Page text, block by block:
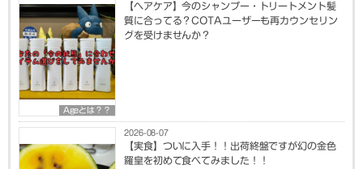
Ageとは？？
【ヘアケア】今のシャンプー・トリートメント髪
質に合ってる？COTAユーザーも再カウンセリン
グを受けませんか？
2026-08-07
【実食】ついに入手！！出荷終盤ですが幻の金色
羅皇を初めて食べてみました！！